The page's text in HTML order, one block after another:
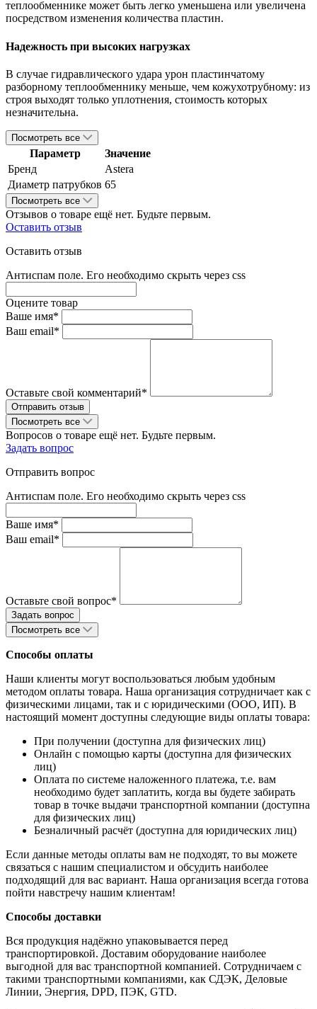
теплообменнике может быть легко уменьшена или увеличена
посредством изменения количества пластин.
Надежность при высоких нагрузках
В случае гидравлического удара урон пластинчатому
разборному теплообменнику меньше, чем кожухотрубному: из
строя выходят только уплотнения, стоимость которых
незначительна.
Посмотреть все
Параметр
Значение
Бренд
Astera
Диаметр патрубков 65
Посмотреть все
Отзывов о товаре ещё нет. Будьте первым.
Оставить отзыв
Оставить отзыв
Антиспам поле. Его необходимо скрыть через css
Оцените товар
Ваше имя*
Ваш email*
Оставьте свой комментарий*
Посмотреть все
Вопросов о товаре ещё нет. Будьте первым.
Задать вопрос
Отправить вопрос
Антиспам поле. Его необходимо скрыть через css
Ваше имя*
Ваш email*
Оставьте свой вопрос*
Посмотреть все
Способы оплаты
Наши клиенты могут воспользоваться любым удобным
методом оплаты товара. Наша организация сотрудничает как с
физическими лицами, так и с юридическими (ООО, ИП). В
настоящий момент доступны следующие виды оплаты товара:
При получении (доступна для физических лиц)
Онлайн с помощью карты (доступна для физических
лиц)
Оплата по системе наложенного платежа, т.е. вам
необходимо будет заплатить, когда вы будете забирать
товар в точке выдачи транспортной компании (доступна
для физических лиц)
Безналичный расчёт (доступна для юридических лиц)
Если данные методы оплаты вам не подходят, то вы можете
связаться с нашим специалистом и обсудить наиболее
подходящий для вас вариант. Наша организация всегда готова
пойти навстречу нашим клиентам!
Способы доставки
Вся продукция надёжно упаковывается перед
транспортировкой. Доставим оборудование наиболее
выгодной для вас транспортной компанией. Сотрудничаем с
такими транспортными компаниями, как СДЭК, Деловые
Линии, Энергия, DPD, ПЭК, GTD.